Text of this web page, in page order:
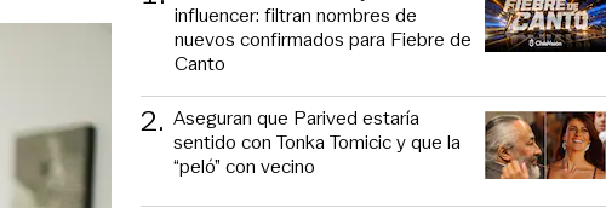
influencer: filtran nombres de
nuevos confirmados para Fiebre de
Canto
2. Aseguran que Parived estaría
sentido con Tonka Tomicic y que la
“peló” con vecino